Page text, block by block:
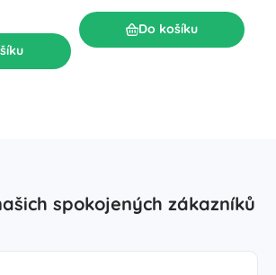
Do košíku
spokojených zákazníků